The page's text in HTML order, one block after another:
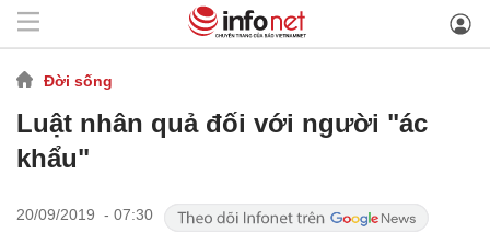
Đời sống
Luật nhân quả đối với người "ác
khẩu"
20/09/2019 - 07:30